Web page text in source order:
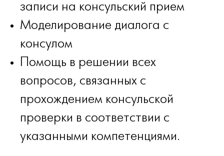
записи на консульский прием
Моделирование диалога с
консулом
Помощь в решении всех
вопросов, связанных с
прохождением консульской
проверки в соответствии с
указанными компетенциями.